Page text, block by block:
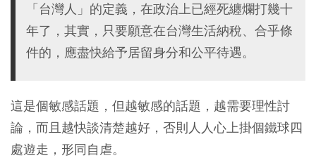
「台灣人」的定義，在政治上已經死纏爛打幾十
年了，其實，只要願意在台灣生活納稅、合乎條
件的，應盡快給予居留身分和公平待遇。
這是個敏感話題，但越敏感的話題，越需要理性討
論，而且越快談清楚越好，否則人人心上掛個鐵球四
處遊走，形同自虐。